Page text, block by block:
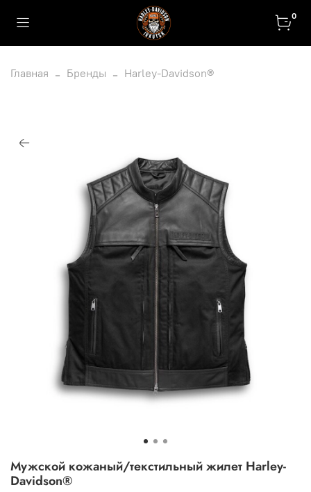
0
Главная Бренды Harley-Davidson®
Мужской кожаный/текстильный жилет Harley-
Davidson®